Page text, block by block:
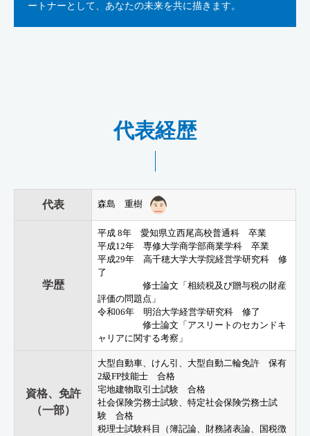
ートナーとして、あなたの未来を共に描きます。
代表経歴
代表 森島 重樹
学歴
平成 8年 愛知県立西尾高校普通科 卒業
平成12年 専修大学商学部商業学科 卒業
平成29年 高千穂大学大学院経営学研究科 修
了
修士論文「相続税及び贈与税の財産
評価の問題点」
令和06年 明治大学経営学研究科 修了
修士論文「アスリートのセカンドキ
ャリアに関する考察」
資格、免許
（一部）
大型自動車、けん引、大型自動二輪免許 保有
2級FP技能士 合格
宅地建物取引士試験 合格
社会保険労務士試験、特定社会保険労務士試
験 合格
税理士試験科目（簿記論、財務諸表論、国税徴